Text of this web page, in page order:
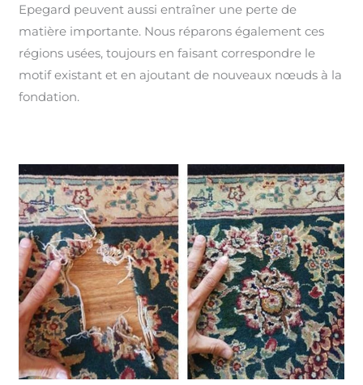
Epegard peuvent aussi entraîner une perte de
matière importante. Nous réparons également ces
régions usées, toujours en faisant correspondre le
motif existant et en ajoutant de nouveaux nœuds à la
fondation.